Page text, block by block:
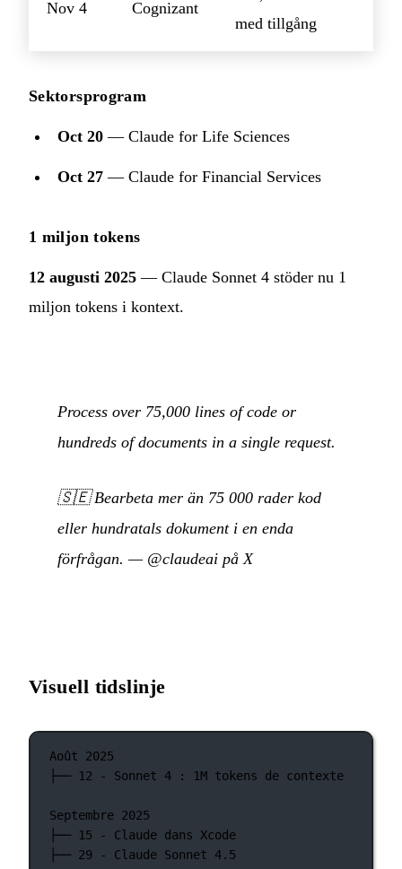
Nov 4 Cognizant
med tillgång
Sektorsprogram
Oct 20 — Claude for Life Sciences
Oct 27 — Claude for Financial Services
1 miljon tokens
12 augusti 2025 — Claude Sonnet 4 stöder nu 1
miljon tokens i kontext.
Process over 75,000 lines of code or
hundreds of documents in a single request.
🇸🇪Bearbeta mer än 75 000 rader kod
eller hundratals dokument i en enda
förfrågan. — @claudeai på X
Visuell tidslinje
Août 2025
├── 12 - Sonnet 4 : 1M tokens de contexte
Septembre 2025
├── 15 - Claude dans Xcode
├── 29 - Claude Sonnet 4.5